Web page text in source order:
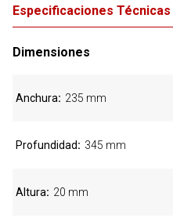
Especificaciones Técnicas
Dimensiones
Anchura 235 mm
Profundidad 345 mm
Altura 20 mm